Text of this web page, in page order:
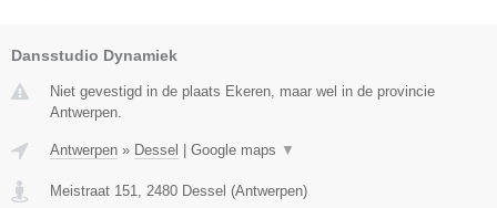
Dansstudio Dynamiek
Niet gevestigd in de plaats Ekeren, maar wel in de provincie
Antwerpen.
Antwerpen » Dessel Google maps ▼
Meistraat 151, 2480 Dessel (Antwerpen)